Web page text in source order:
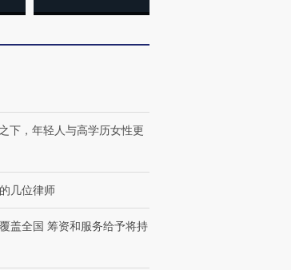
【特别呈现】寻找100种
CFO：不靠规模取胜，华
下，年轻人与高学历女性更
几位律师
盖全国 筹资和服务给予将持